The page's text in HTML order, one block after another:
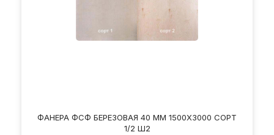
ФАНЕРА ФСФ БЕРЕЗОВАЯ 40 ММ 1500Х3000 СОРТ
1/2 Ш2